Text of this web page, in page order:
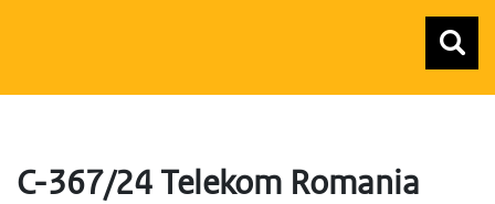
C-367/24 Telekom Romania